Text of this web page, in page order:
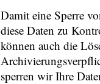
Damit eine Sperre
diese Daten zu
können auch die
sperren wir Ihre